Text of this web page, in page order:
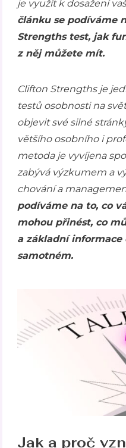
je využít k dosažení
článku se podíváme
Strengths test, jak
z něj můžete mít.
Clifton Strengths je
testů osobnosti na
objevit své silné
většího osobního i
metoda je vyvíjena
zabývá výzkumem a
chování a
podíváme na to, co
mohou přinést, co
a základní
samotném.
Jak a proč